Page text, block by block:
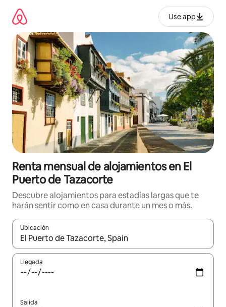
contenido
Use app
Renta mensual de alojamientos en El
Puerto de Tazacorte
Descubre alojamientos para estadías largas que te
harán sentir como en casa durante un mes o más.
Ubicación
Cuando los resultados estén disponibles, navega con las
Llegada
Salida